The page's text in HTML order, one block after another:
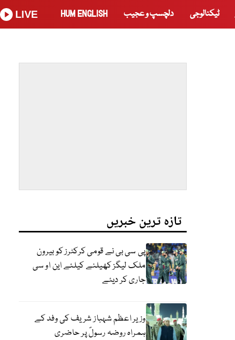
ٹیکنالوجی دلچسپ و عجیب HUM ENGLISH
LIVE
تازہ ترین خبریں
پی سی بی نے قومی کرکٹرز کو بیرون
ملک لیگز کھیلنے کیلئے این او سی
جاری کر دیئے
وزیر اعظم شہباز شریف کی وفد کے
ہمراہ روضہ رسولؐ پر حاضری